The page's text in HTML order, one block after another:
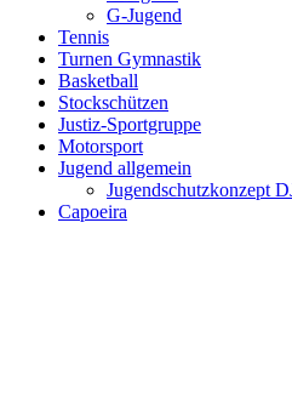
G-Jugend
Tennis
Turnen Gymnastik
Basketball
Stockschützen
Justiz-Sportgruppe
Motorsport
Jugend allgemein
Jugendschutzkonzept
Capoeira